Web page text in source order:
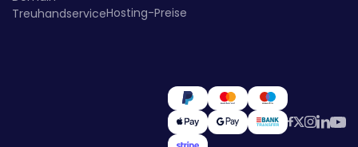
TreuhandserviceHosting-Preise